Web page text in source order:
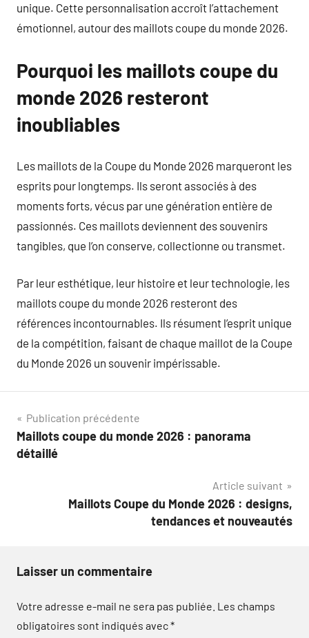
unique. Cette personnalisation accroît l’attachement
émotionnel, autour des maillots coupe du monde 2026.
Pourquoi les maillots coupe du
monde 2026 resteront
inoubliables
Les maillots de la Coupe du Monde 2026 marqueront les
esprits pour longtemps. Ils seront associés à des
moments forts, vécus par une génération entière de
passionnés. Ces maillots deviennent des souvenirs
tangibles, que l’on conserve, collectionne ou transmet.
Par leur esthétique, leur histoire et leur technologie, les
maillots coupe du monde 2026 resteront des
références incontournables. Ils résument l’esprit unique
de la compétition, faisant de chaque maillot de la Coupe
du Monde 2026 un souvenir impérissable.
Navigation
de
Publication précédente
Maillots coupe du monde 2026 : panorama
détaillé
Article suivant
Maillots Coupe du Monde 2026 : designs,
tendances et nouveautés
Laisser un commentaire
Votre adresse e-mail ne sera pas publiée. Les champs
obligatoires sont indiqués avec*